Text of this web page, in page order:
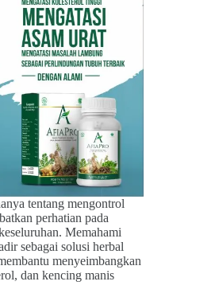
tentang mengontrol
perhatian pada
Memahami
sebagai solusi herbal
menyeimbangkan
dan kencing manis